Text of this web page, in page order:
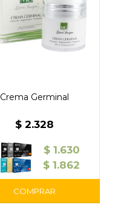
Crema Germinal
$ 2.328
$ 1.630
$ 1.862